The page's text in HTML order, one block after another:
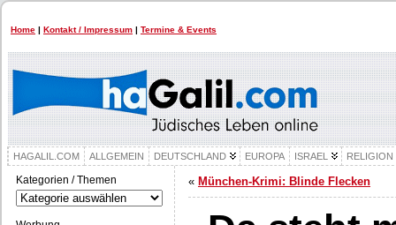
Home | Kontakt / Impressum | Termine & Events
HAGALIL.COM ALLGEMEIN DEUTSCHLAND EUROPA ISRAEL RELIGION
Kategorien / Themen
Kategorien
/
Themen
« München-Krimi: Blinde Flecken